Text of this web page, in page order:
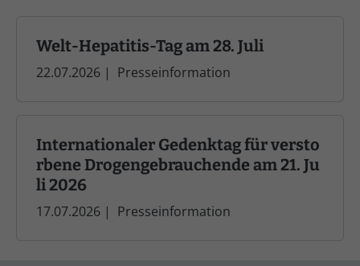
Welt-Hepatitis-Tag am 28. Juli
22.07.2026 | Presseinformation
Internationaler Gedenktag für versto
rbene Drogengebrauchende am 21. Ju
li 2026
17.07.2026 | Presseinformation